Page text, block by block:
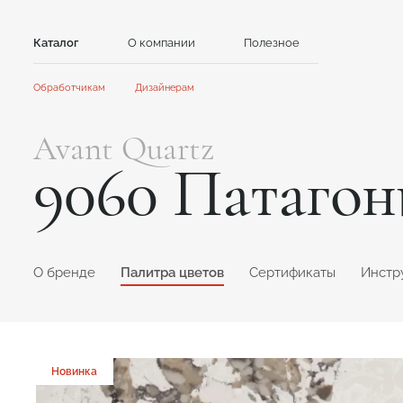
Каталог
Акриловый камень
GRANDEX
NEOMARM
Noblle Quartz
О компании Полезное
Обработчикам
Сотрудничество
Акции и новости
Каталоги и презентации
Дизайнерам
Сотрудничество
Новости
Контент для клиентов
Avant Quartz
9060
O бренде Палитра цветов Сертификаты
Новинка